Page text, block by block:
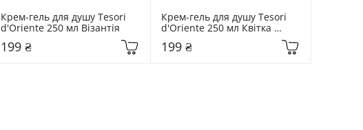
Крем-гель для душу Tesori
d'Oriente 250 мл Візантія
199 ₴
Крем-гель для душу Tesori
d'Oriente 250 мл Квітка
199 ₴